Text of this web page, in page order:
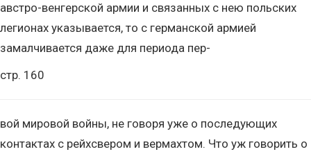
австро-венгерской армии и связанных с нею польских
легионах указывается, то с германской армией
замалчивается даже для периода пер-
стр. 160
вой мировой войны, не говоря уже о последующих
контактах с рейхсвером и вермахтом. Что уж говорить о